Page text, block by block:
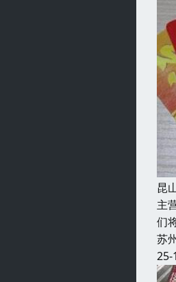
昆
主
们
苏
25-